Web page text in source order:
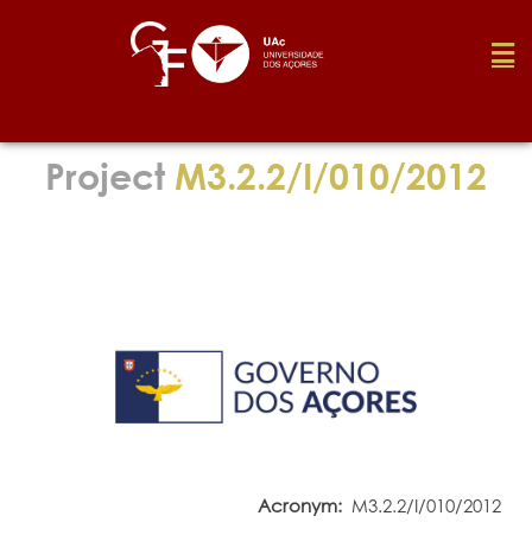
Foundation
Project M3.2.2/I/010/2012
Acronym: M3.2.2/I/010/2012